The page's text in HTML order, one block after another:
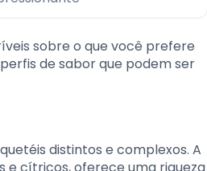
sobre o que você prefere
de sabor que podem ser
distintos e complexos. A